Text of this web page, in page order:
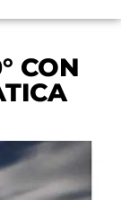
CON